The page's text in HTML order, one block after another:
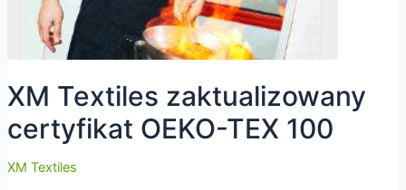
XM Textiles zaktualizowany
certyfikat OEKO-TEX 100
XM Textiles